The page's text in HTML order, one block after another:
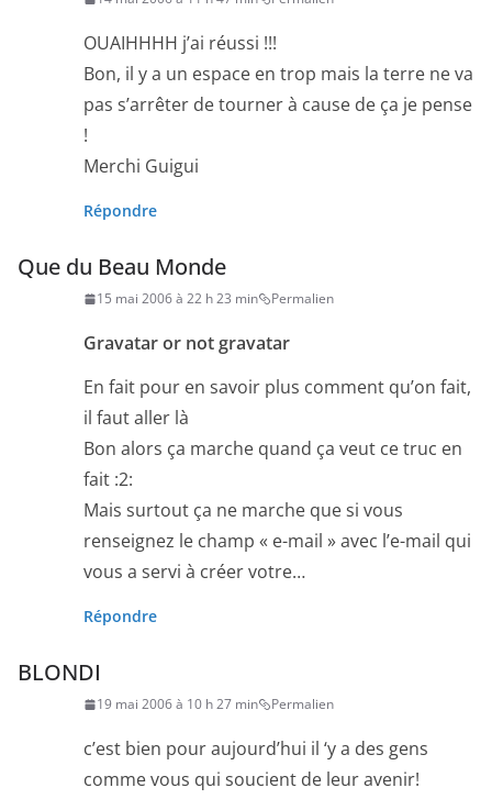
OUAIHHHH j’ai réussi !!!
Bon, il y a un espace en trop mais la terre ne va
pas s’arrêter de tourner à cause de ça je pense
!
Merchi Guigui
Répondre
Que du Beau Monde
15 mai 2006 à 22 h 23 min Permalien
Gravatar or not gravatar
En fait pour en savoir plus comment qu’on fait,
il faut aller là
Bon alors ça marche quand ça veut ce truc en
fait :2:
Mais surtout ça ne marche que si vous
renseignez le champ « e-mail » avec l’e-mail qui
vous a servi à créer votre…
Répondre
BLONDI
19 mai 2006 à 10 h 27 min Permalien
c’est bien pour aujourd’hui il ‘y a des gens
comme vous qui soucient de leur avenir!